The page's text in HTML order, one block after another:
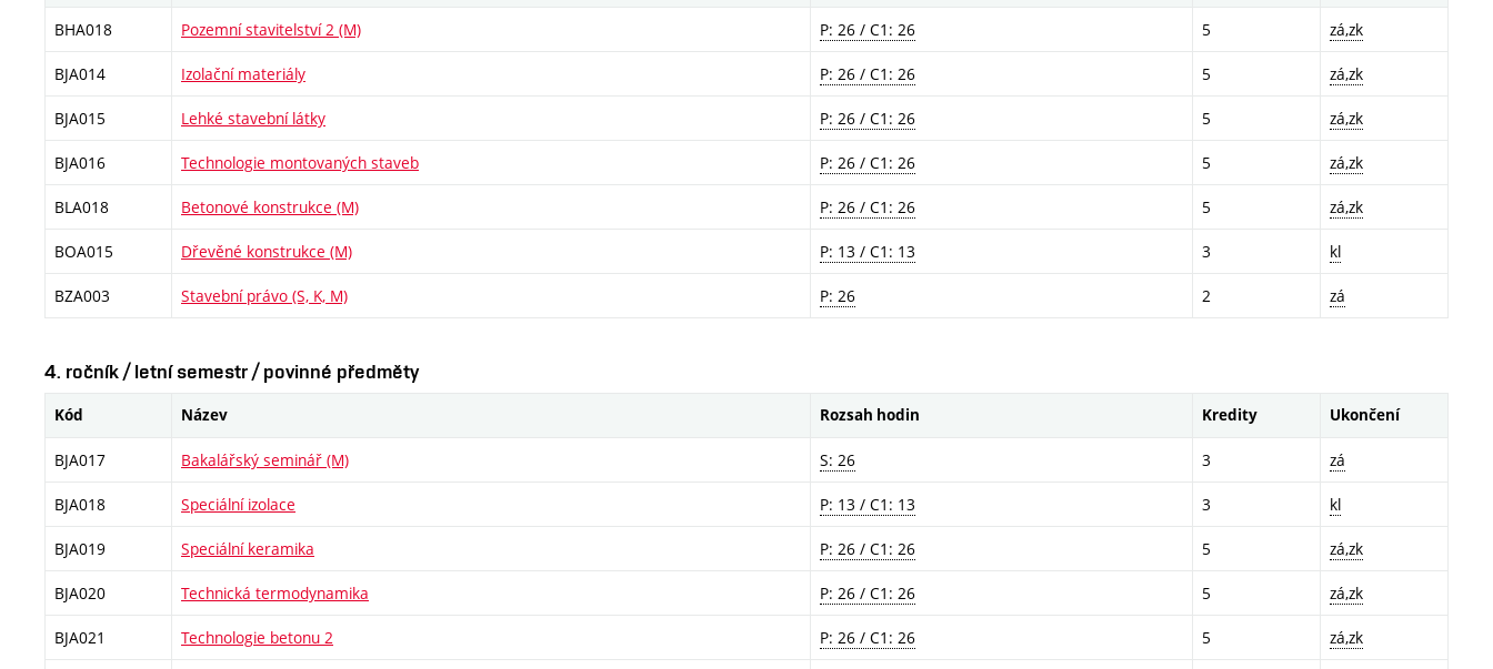
BHA018 Pozemní stavitelství 2 (M) P: 26 / C1: 26 5 zá,zk
BJA014 Izolační materiály P: 26 / C1: 26 5 zá,zk
BJA015 Lehké stavební látky P: 26 / C1: 26 5 zá,zk
BJA016 Technologie montovaných staveb P: 26 / C1: 26 5 zá,zk
BLA018 Betonové konstrukce (M) P: 26 / C1: 26 5 zá,zk
BOA015 Dřevěné konstrukce (M) P: 13 / C1: 13 3 kl
BZA003 Stavební právo (S, K, M) P: 26 2 zá
4. ročník / letní semestr / povinné předměty
Kód Název Rozsah hodin Kredity Ukončení
BJA017 Bakalářský seminář (M) S: 26 3 zá
BJA018 Speciální izolace P: 13 / C1: 13 3 kl
BJA019 Speciální keramika P: 26 / C1: 26 5 zá,zk
BJA020 Technická termodynamika P: 26 / C1: 26 5 zá,zk
BJA021 Technologie betonu 2 P: 26 / C1: 26 5 zá,zk